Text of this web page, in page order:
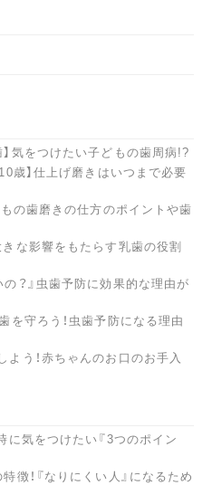
気をつけたい子どもの歯周病!?
歳】仕上げ磨きはいつまで必要
もの歯磨きの仕方のポイントや歯
な影響をもたらす乳歯の役割
？』虫歯予防に効果的な理由が
を守ろう！虫歯予防になる理由
う！赤ちゃんのお口のお手入
気をつけたい『3つのポイン
徴！『なりにくい人』になるため